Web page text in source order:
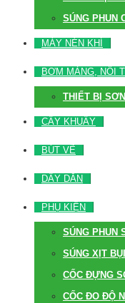
SÚNG PHUN
MÁY NÉN KHÍ
BƠM MÀNG, NỒI
THIẾT BỊ
CÂY KHUẤY
BÚT VẼ
DÂY DẪN
PHỤ KIỆN
SÚNG PHUN
SÚNG XỊT BỤI
CỐC ĐỰNG
CỐC ĐO ĐỘ